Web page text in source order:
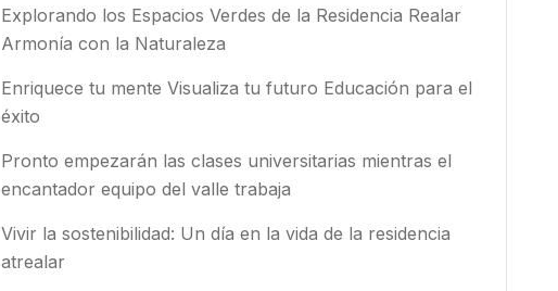
Explorando los Espacios Verdes de la Residencia Realar
Armonía con la Naturaleza
Enriquece tu mente Visualiza tu futuro Educación para el
éxito
Pronto empezarán las clases universitarias mientras el
encantador equipo del valle trabaja
Vivir la sostenibilidad: Un día en la vida de la residencia
atrealar